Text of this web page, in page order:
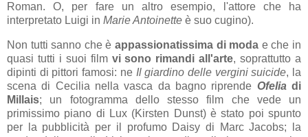
Roman. O, per fare un altro esempio, l'attore che ha
interpretato Luigi in Marie Antoinette è suo cugino).
Non tutti sanno che è appassionatissima di moda e che in
quasi tutti i suoi film vi sono rimandi all'arte, soprattutto a
dipinti di pittori famosi: ne Il giardino delle vergini suicide, la
scena di Cecilia nella vasca da bagno riprende Ofelia di
Millais; un fotogramma dello stesso film che vede un
primissimo piano di Lux (Kirsten Dunst) è stato poi spunto
per la pubblicità per il profumo Daisy di Marc Jacobs; la